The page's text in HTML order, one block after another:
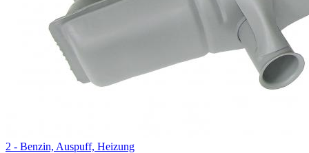
2 - Benzin, Auspuff, Heizung